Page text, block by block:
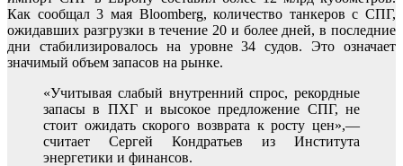
Как сообщал 3 мая Bloomberg, количество танкеров с СПГ,
ожидавших разгрузки в течение 20 и более дней, в последние
дни стабилизировалось на уровне 34 судов. Это означает
значимый объем запасов на рынке.
«Учитывая слабый внутренний спрос, рекордные
запасы в ПХГ и высокое предложение СПГ, не
стоит ожидать скорого возврата к росту цен»,—
считает Сергей Кондратьев из Института
энергетики и финансов.